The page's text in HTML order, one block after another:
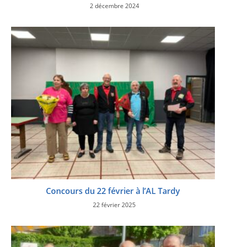
2 décembre 2024
Concours du 22 février à l’AL Tardy
22 février 2025